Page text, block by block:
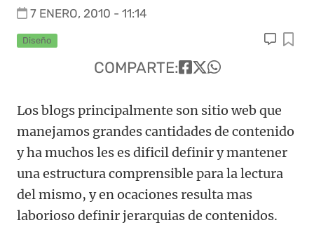
7 ENERO, 2010 - 11:14
Diseño
COMPARTE:
Los blogs principalmente son sitio web que
manejamos grandes cantidades de contenido
y ha muchos les es dificil definir y mantener
una estructura comprensible para la lectura
del mismo, y en ocaciones resulta mas
laborioso definir jerarquias de contenidos.